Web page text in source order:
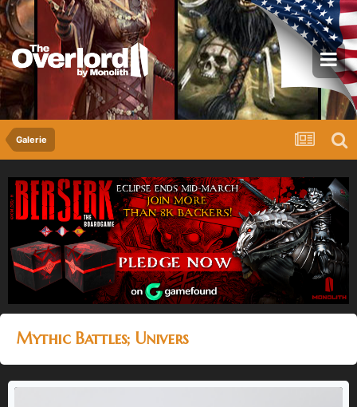
Galerie
Mythic Battles; Univers